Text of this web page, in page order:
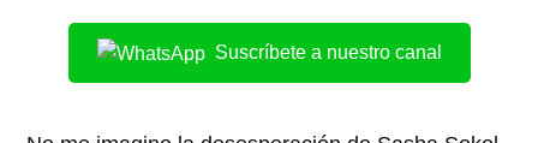
Suscríbete a nuestro canal